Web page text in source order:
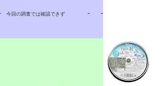
今回の調査では確認できず - -